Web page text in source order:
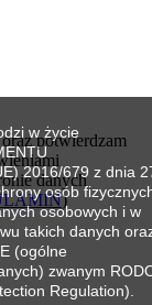
potwierdzam
danych
)
w życie
2016/679 z dnia
osób
osobowych i w
takich danych
(ogólne
zwanym
Regulation).